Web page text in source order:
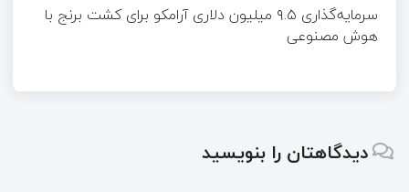
سرمایه‌گذاری ۹.۵ میلیون دلاری آرامکو برای کشت برنج با
هوش مصنوعی
دیدگاهتان را بنویسید